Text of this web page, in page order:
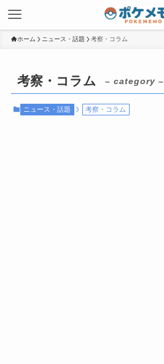
ホーム ニュース・話題 考察・コラム
考察・コラム – category –
ニュース・話題 考察・コラム